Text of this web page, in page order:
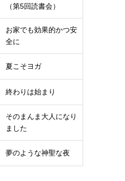
（第5回読書会）
お家でも効果的かつ安
全に
夏こそヨガ
終わりは始まり
そのまんま大人になり
ました
夢のような神聖な夜